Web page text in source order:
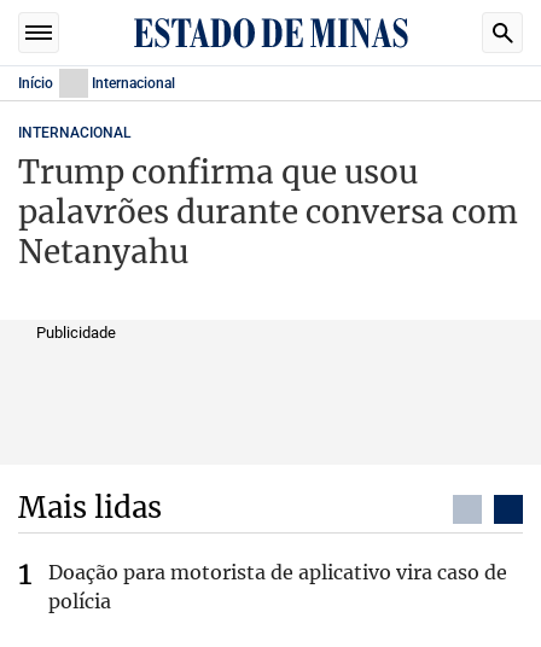
Início Internacional
INTERNACIONAL
Trump confirma que usou
palavrões durante conversa com
Netanyahu
Publicidade
Mais lidas
Doação para motorista de aplicativo vira caso de
polícia